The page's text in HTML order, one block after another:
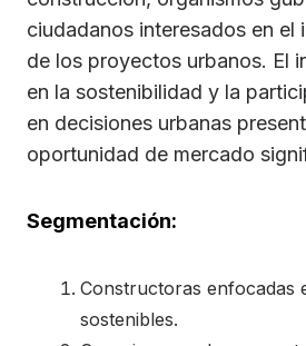
ciudadanos interesados en el
de los proyectos urbanos. El
en la sostenibilidad y la
en decisiones urbanas
oportunidad de mercado
Segmentación:
Constructoras enfocadas
sostenibles.